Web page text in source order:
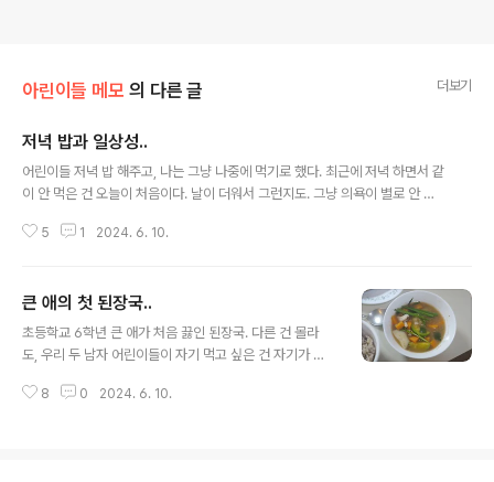
아린이들 메모 의 다른 글 더보기
저녁 밥과 일상성..
어린이들 저녁 밥 해주고, 나는 그냥 나중에 먹기로 했다. 최근에 저녁 하면서 같
이 안 먹은 건 오늘이 처음이다. 날이 더워서 그런지도. 그냥 의욕이 별로 안 나
상 일이 마음 먹은 대로 그렇게 딱딱 되는 것도 아니고, 답답한 경우가 더 많
다. 20대부터 그 단어를 그렇게 좋아했었다. 삶의 대부분의 시간을 마이너로 살
았고, 여전히 비주류로 살아간다. 버티고 버티는 게, 내가 제일 잘 하는 일이 아
닌가 한다. 7시 넘어서 저녁을 먹다가 두 달 전부터 6시로 어린이들 저녁 먹
5 1 2024. 6. 10.
큰 애의 첫 된장국..
초등학교 6학년 큰 애가 처음 끓인 된장국. 다른 건 몰라
도, 우리 두 남자 어린이들이 자기 먹고 싶은 건 자기가 해
는 인생은 재미없다. 불편하기도 하다..
8 0 2024. 6. 10.